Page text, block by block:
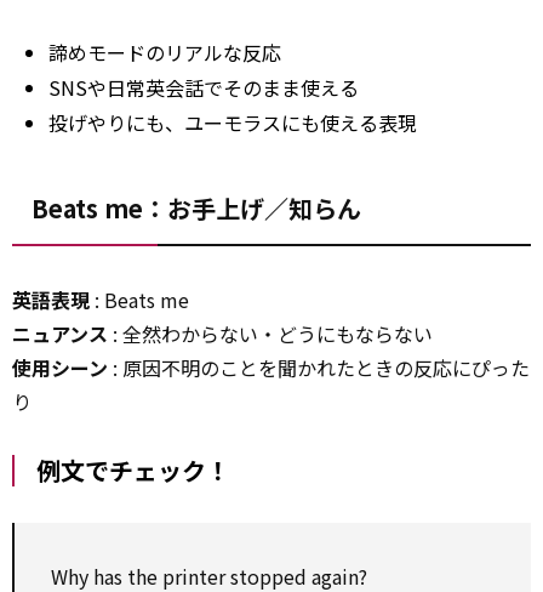
諦めモードのリアルな反応
SNSや日常英会話でそのまま使える
投げやりにも、ユーモラスにも使える表現
Beats me：お手上げ／知らん
英語表現 : Beats me
ニュアンス : 全然わからない・どうにもならない
使用シーン : 原因不明のことを聞かれたときの反応にぴった
り
例文でチェック！
Why has the printer stopped again?